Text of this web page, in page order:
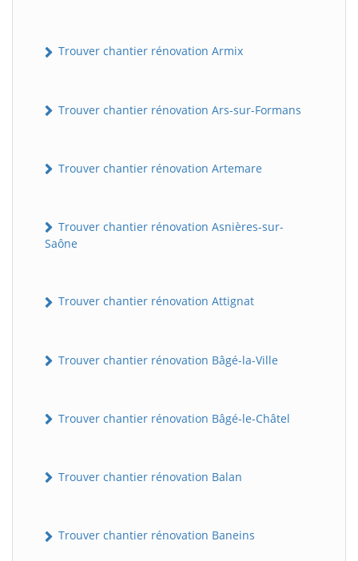
Trouver chantier rénovation Armix
Trouver chantier rénovation Ars-sur-Formans
Trouver chantier rénovation Artemare
Trouver chantier rénovation Asnières-sur-
Saône
Trouver chantier rénovation Attignat
Trouver chantier rénovation Bâgé-la-Ville
Trouver chantier rénovation Bâgé-le-Châtel
Trouver chantier rénovation Balan
Trouver chantier rénovation Baneins